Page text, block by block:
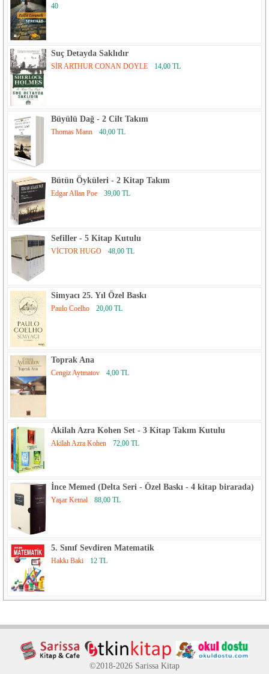
40
Suç Detayda Saklıdır
SİR ARTHUR CONAN DOYLE 14,00 TL
Büyülü Dağ - 2 Cilt Takım
Thomas Mann 40,00 TL
Bütün Öyküleri - 2 Kitap Takım
Edgar Allan Poe 39,00 TL
Sefiller - 5 Kitap Kutulu
VİCTOR HUGO 48,00 TL
Simyacı 25. Yıl Özel Baskı
Paulo Coelho 20,00 TL
Toprak Ana
Cengiz Aytmatov 4,00 TL
Akilah Azra Kohen Set - 3 Kitap Takım Kutulu
Akilah Azra Kohen 72,00 TL
İnce Memed (Delta Seri - Özel Baskı - 4 kitap birarada)
Yaşar Kemal 88,00 TL
5. Sınıf Sevdiren Matematik
Hakkı Baki 12 TL
©2018-2026 Sarissa Kitap